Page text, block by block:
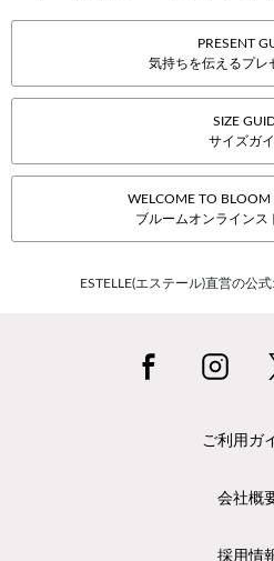
PRESENT
気持ちを伝えるプレ
SIZE
サイズガ
WELCOME TO BLOOM
ブルームオンラインス
ESTELLE(エステール)直営の公
ご利用ガ
会社概
採用情